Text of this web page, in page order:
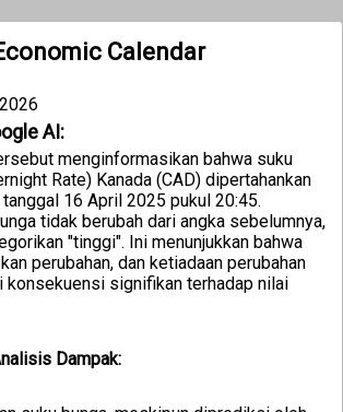
Calendar
AI:
menginformasikan bahwa suku
Rate) Kanada (CAD) dipertahankan
16 April 2025 pukul 20:45.
tidak berubah dari angka sebelumnya,
"tinggi". Ini menunjukkan bahwa
perubahan, dan ketiadaan perubahan
signifikan terhadap nilai
Dampak: